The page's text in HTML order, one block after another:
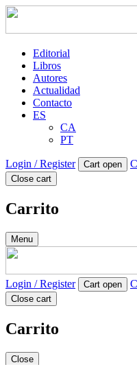
Editorial
Libros
Autores
Actualidad
Contacto
ES
CA
PT
Login / Register Cart open
Close cart
Carrito
Menu
Login / Register Cart open
Close cart
Carrito
Close